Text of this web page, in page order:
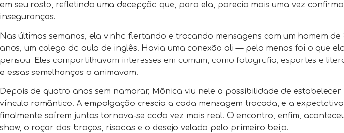
em seu rosto, refletindo uma decepção que, para ela, parecia mais uma vez
inseguranças.
Nas últimas semanas, ela vinha flertando e trocando mensagens com um homem de
anos, um colega da aula de inglês. Havia uma conexão ali — pelo menos foi o que ela
pensou. Eles compartilhavam interesses em comum, como fotografia, esportes e
e essas semelhanças a animavam.
Depois de quatro anos sem namorar, Mônica viu nele a possibilidade de estabelecer
vínculo romântico. A empolgação crescia a cada mensagem trocada, e a
finalmente saírem juntos tornava-se cada vez mais real. O encontro, enfim,
show, o roçar dos braços, risadas e o desejo velado pelo primeiro beijo.